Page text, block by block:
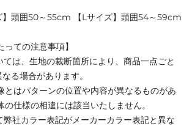
】頭囲50～55cm 【Lサイズ】頭囲54～59cm
っての注意事項】
は、生地の裁断箇所により、商品一点ごと
る場合があります。
とはパターンの位置や内容が異なるものがあ
の仕様の相違には該当いたしません。
社カラー表記がメーカーカラー表記と異な